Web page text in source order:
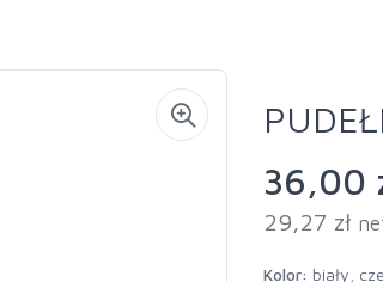
36,00
29,27 zł
Kolor: biały,